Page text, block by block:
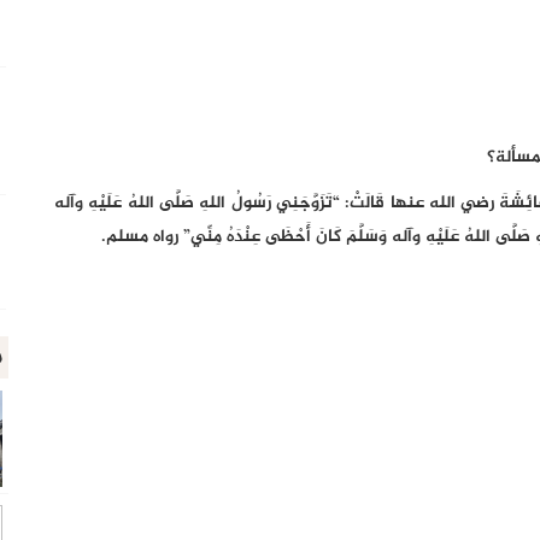
رضي الله عنها قَالَتْ: “تَزَوَّجَنِي رَسُولُ اللهِ صَلَّى اللهُ عَلَيْهِ وآله
اللهُ عَلَيْهِ وآله وَسَلَّمَ كَانَ أَحْظَى عِنْدَهُ مِنِّي” رواه مسلم.